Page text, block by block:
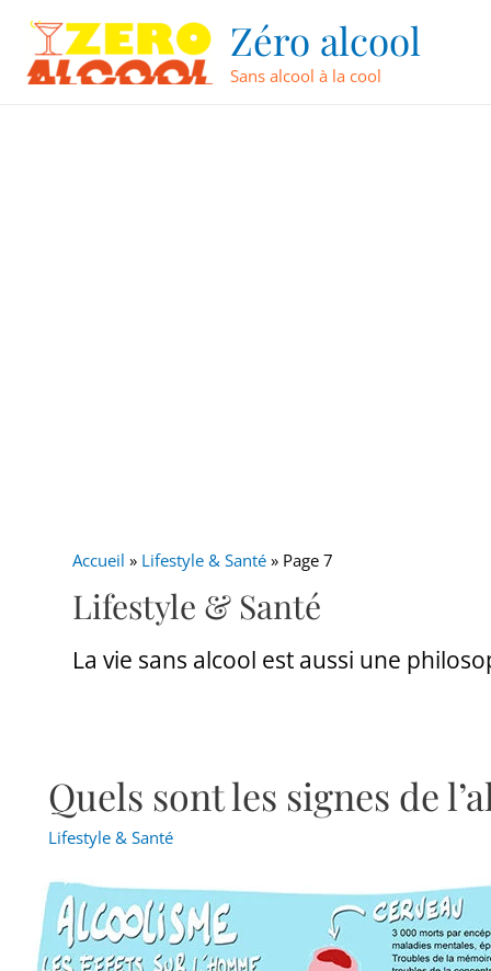
contenu
Zéro alcool
Sans alcool à la cool
Accueil » Lifestyle & Santé » Page 7
Lifestyle & Santé
La vie sans alcool est aussi une
Quels sont les signes de
Lifestyle & Santé
Quels
sont
les
de
l’alcoolisme
d’article